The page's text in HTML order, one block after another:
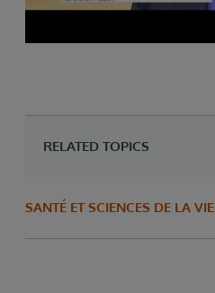
RELATED TOPICS
SANTÉ ET SCIENCES DE LA VIE